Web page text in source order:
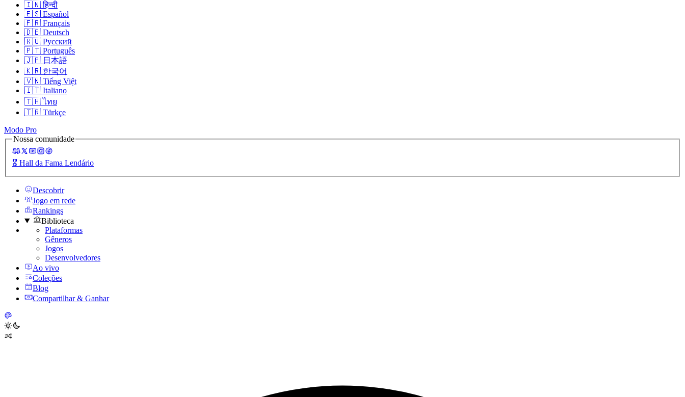
🇮🇳 हिन्दी
🇪🇸 Español
🇫🇷 Français
🇩🇪 Deutsch
🇷🇺 Русский
🇵🇹 Português
🇯🇵 日本語
🇰🇷 한국어
🇻🇳 Tiếng Việt
🇮🇹 Italiano
🇹🇭 ไทย
🇹🇷 Türkçe
Modo Pro
Nossa comunidade
🎖️ Hall da Fama Lendário
Descobrir
Jogo em rede
Rankings
Biblioteca
Plataformas
Gêneros
Jogos
Desenvolvedores
Ao vivo
Coleções
Blog
Compartilhar & Ganhar